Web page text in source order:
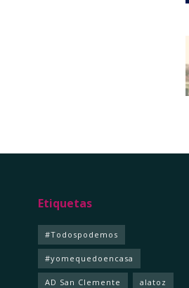
Etiquetas
#Todospodemos
#yomequedoencasa
AD San Clemente alatoz